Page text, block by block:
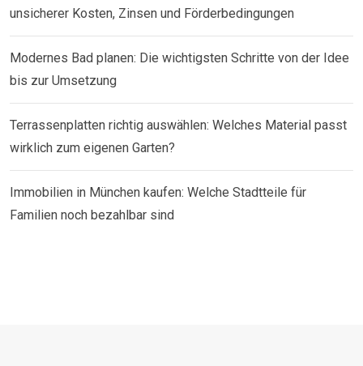
unsicherer Kosten, Zinsen und Förderbedingungen
Modernes Bad planen: Die wichtigsten Schritte von der Idee
bis zur Umsetzung
Terrassenplatten richtig auswählen: Welches Material passt
wirklich zum eigenen Garten?
Immobilien in München kaufen: Welche Stadtteile für
Familien noch bezahlbar sind